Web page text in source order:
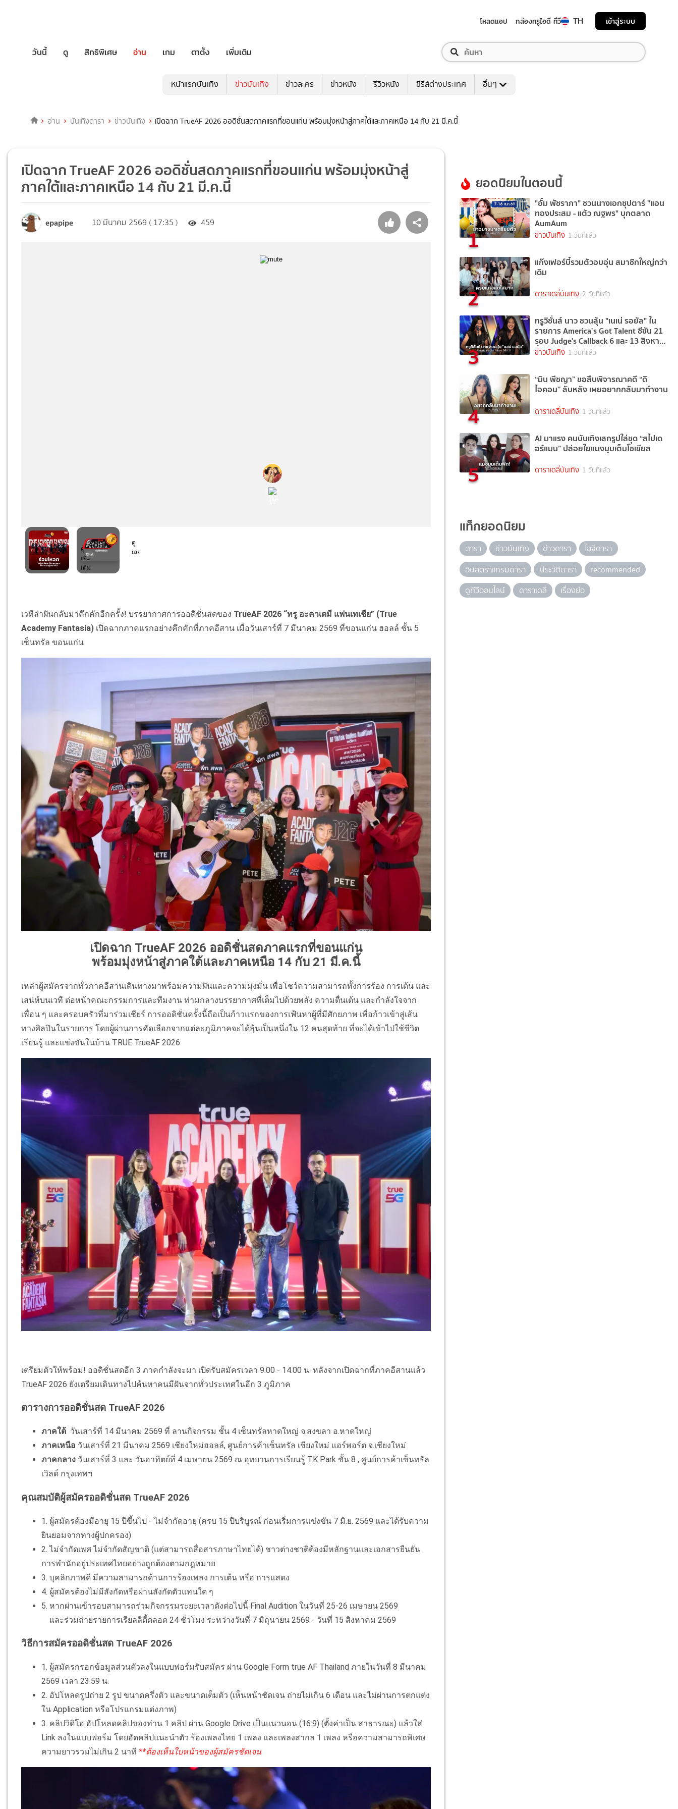
โหลดแอป กล่องทรูไอดี ทีวี TH เข้าสู่ระบบ
วันนี้ ดู สิทธิพิเศษ อ่าน เกม ตาตั้ง เพิ่มเติม
หน้าแรกบันเทิง ข่าวบันเทิง ข่าวละคร ข่าวหนัง รีวิวหนัง ซีรีส์ต่างประเทศ อื่นๆ
อ่าน บันเทิงดารา ข่าวบันเทิง เปิดฉาก TrueAF 2026 ออดิชั่นสดภาคแรกที่ขอนแก่น พร้อมมุ่งหน้าสู่ภาคใต้และภาคเหนือ 14 กับ 21 มี.ค.นี้
เปิดฉาก TrueAF 2026 ออดิชั่นสดภาคแรกที่ขอนแก่น พร้อมมุ่งหน้าสู่
ภาคใต้และภาคเหนือ 14 กับ 21 มี.ค.นี้
epapipe 10 มีนาคม 2569 ( 17:35 ) 459
เวทีล่าฝันกลับมาคึกคักอีกครั้ง! บรรยากาศการออดิชั่นสดของ TrueAF 2026 “ทรู อะคาเดมี แฟนเทเชีย” (True
Academy Fantasia) เปิดฉากภาคแรกอย่างคึกคักที่ภาคอีสาน เมื่อวันเสาร์ที่ 7 มีนาคม 2569 ที่ขอนแก่น ฮอลล์ ชั้น 5
เซ็นทรัล ขอนแก่น
เปิดฉาก TrueAF 2026 ออดิชั่นสดภาคแรกที่ขอนแก่น
พร้อมมุ่งหน้าสู่ภาคใต้และภาคเหนือ 14 กับ 21 มี.ค.นี้
เหล่าผู้สมัครจากทั่วภาคอีสานเดินทางมาพร้อมความฝันและความมุ่งมั่น เพื่อโชว์ความสามารถทั้งการร้อง การเต้น และ
เสน่ห์บนเวที ต่อหน้าคณะกรรมการและทีมงาน ท่ามกลางบรรยากาศที่เต็มไปด้วยพลัง ความตื่นเต้น และกำลังใจจาก
เพื่อน ๆ และครอบครัวที่มาร่วมเชียร์ การออดิชั่นครั้งนี้ถือเป็นก้าวแรกของการเฟ้นหาผู้ที่มีศักยภาพ เพื่อก้าวเข้าสู่เส้น
ทางศิลปินในรายการ โดยผู้ผ่านการคัดเลือกจากแต่ละภูมิภาคจะได้ลุ้นเป็นหนึ่งใน 12 คนสุดท้าย ที่จะได้เข้าไปใช้ชีวิต
เรียนรู้ และแข่งขันในบ้าน TRUE TrueAF 2026
เตรียมตัวให้พร้อม! ออดิชั่นสดอีก 3 ภาคกำลังจะมา เปิดรับสมัครเวลา 9.00 - 14.00 น. หลังจากเปิดฉากที่ภาคอีสานแล้ว
TrueAF 2026 ยังเตรียมเดินทางไปค้นหาคนมีฝันจากทั่วประเทศในอีก 3 ภูมิภาค
ตารางการออดิชั่นสด TrueAF 2026
ภาคใต้ วันเสาร์ที่ 14 มีนาคม 2569 ที่ ลานกิจกรรม ชั้น 4 เซ็นทรัลหาดใหญ่ จ.สงขลา อ.หาดใหญ่
ภาคเหนือ วันเสาร์ที่ 21 มีนาคม 2569 เชียงใหม่ฮอลล์, ศูนย์การค้าเซ็นทรัล เชียงใหม่ แอร์พอร์ต จ.เชียงใหม่
ภาคกลาง วันเสาร์ที่ 3 และ วันอาทิตย์ที่ 4 เมษายน 2569 ณ อุทยานการเรียนรู้ TK Park ชั้น 8 , ศูนย์การค้าเซ็นทรัล
เวิลด์ กรุงเทพฯ
คุณสมบัติผู้สมัครออดิชั่นสด TrueAF 2026
1. ผู้สมัครต้องมีอายุ 15 ปีขึ้นไป - ไม่จำกัดอายุ (ครบ 15 ปีบริบูรณ์ ก่อนเริ่มการแข่งขัน 7 มิ.ย. 2569 และได้รับความ
ยินยอมจากทางผู้ปกครอง)
2. ไม่จํากัดเพศ ไม่จำกัดสัญชาติ (แต่สามารถสื่อสารภาษาไทยได้) ชาวต่างชาติต้องมีหลักฐานและเอกสารยืนยัน
การพำนักอยู่ประเทศไทยอย่างถูกต้องตามกฎหมาย
3. บุคลิกภาพดี มีความสามารถด้านการร้องเพลง การเต้น หรือ การแสดง
4. ผู้สมัครต้องไม่มีสังกัดหรือผ่านสังกัดตัวแทนใด ๆ
5. หากผ่านเข้ารอบสามารถร่วมกิจกรรมระยะเวลาดังต่อไปนี้ Final Audition ในวันที่ 25-26 เมษายน 2569
และร่วมถ่ายรายการเรียลลิตี้ตลอด 24 ชั่วโมง ระหว่างวันที่ 7 มิถุนายน 2569 - วันที่ 15 สิงหาคม 2569
วิธีการสมัครออดิชั่นสด TrueAF 2026
1. ผู้สมัครกรอกข้อมูลส่วนตัวลงในแบบฟอร์มรับสมัคร ผ่าน Google Form true AF Thailand ภายในวันที่ 8 มีนาคม
2569 เวลา 23.59 น.
2. อัปโหลดรูปถ่าย 2 รูป ขนาดครึ่งตัว และขนาดเต็มตัว (เห็นหน้าชัดเจน ถ่ายไม่เกิน 6 เดือน และไม่ผ่านการตกแต่ง
ใน Application หรือโปรแกรมแต่งภาพ)
3. คลิปวิดิโอ อัปโหลดคลิปของท่าน 1 คลิป ผ่าน Google Drive เป็นแนวนอน (16:9) (ตั้งค่าเป็น สาธารณะ) แล้วใส่
Link ลงในแบบฟอร์ม โดยอัดคลิปแนะนำตัว ร้องเพลงไทย 1 เพลง และเพลงสากล 1 เพลง หรือความสามารถพิเศษ
ความยาวรวมไม่เกิน 2 นาที **ต้องเห็นใบหน้าของผู้สมัครชัดเจน
ยอดนิยมในตอนนี้
1
"อั้ม พัชราภา" ชวนนางเอกซุปตาร์ "แอน
ทองประสม - แต้ว ณฐพร" บุกตลาด
AumAum
ข่าวบันเทิง 1 วันที่แล้ว
2
แก๊งเฟอร์บี้รวมตัวอบอุ่น สมาชิกใหญ่กว่า
เดิม
ดาราเดลี่บันเทิง 2 วันที่แล้ว
3
ทรูวิชั่นส์ นาว ชวนลุ้น "เนเน่ รอยัล" ใน
รายการ America’s Got Talent ซีซัน 21
รอบ Judge's Callback 6 และ 13 สิงหาคม
นี้
ข่าวบันเทิง 1 วันที่แล้ว
4
“มิน พีชญา” ขอสืบพิจารณาคดี “ดิ
ไอคอน” ลับหลัง เผยอยากกลับมาทำงาน
ดาราเดลี่บันเทิง 1 วันที่แล้ว
5
AI มาแรง คนบันเทิงเสกรูปใส่ชุด “สไปเด
อร์แมน” ปล่อยใยแมงมุมเต็มโชเชียล
ดาราเดลี่บันเทิง 1 วันที่แล้ว
แท็กยอดนิยม
ดารา ข่าวบันเทิง ข่าวดารา
ไอจีดารา
อินสตราแกรมดารา
ประวัติดารา
recommended
ดูทีวีออนไลน์
ดาราเดลี่ เรื่องย่อ